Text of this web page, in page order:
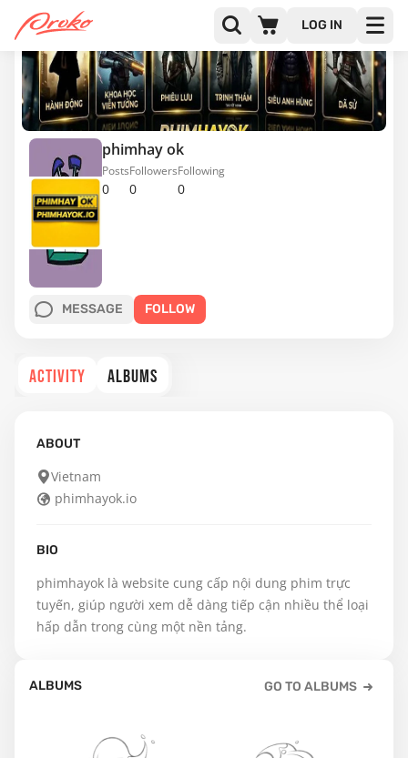
LOG IN
phimhay ok
0
Posts
0
Followers
0
Following
MESSAGE FOLLOW
ACTIVITY ALBUMS
ABOUT
Vietnam
phimhayok.io
BIO
phimhayok là website cung cấp nội dung phim trực
tuyến, giúp người xem dễ dàng tiếp cận nhiều thể loại
hấp dẫn trong cùng một nền tảng.
ALBUMS GO TO ALBUMS